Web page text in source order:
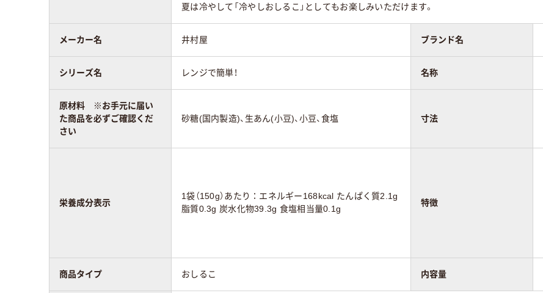
夏は冷やして「冷やしおしるこ」としてもお楽しみいただけます。
メーカー名 井村屋 ブランド名
シリーズ名 レンジで簡単！ 名称
原材料 ※お手元に届い
た商品を必ずご確認くだ
さい
砂糖(国内製造)、生あん(小豆)、小豆、食塩 寸法
栄養成分表示
1袋（150g）あたり：エネルギー168kcal たんぱく質2.1g
脂質0.3g 炭水化物39.3g 食塩相当量0.1g
特徴
商品タイプ おしるこ 内容量